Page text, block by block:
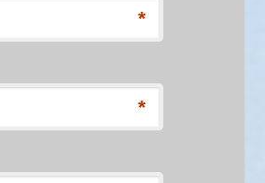
*
*